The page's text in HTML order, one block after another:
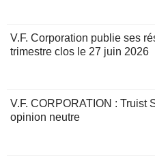
V.F. Corporation publie ses
trimestre clos le 27 juin 2026
V.F. CORPORATION : Truist
opinion neutre